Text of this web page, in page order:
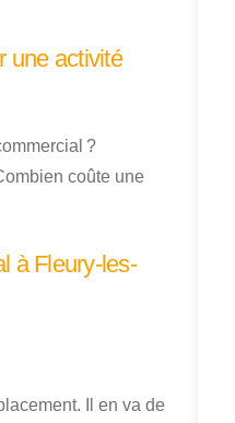
une activité
?
coûte une
à Fleury-les-
Il en va de